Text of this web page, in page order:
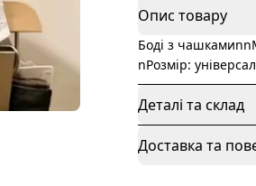
Опис товару
Боді з
nРозмір:
Деталі та склад
Доставка та